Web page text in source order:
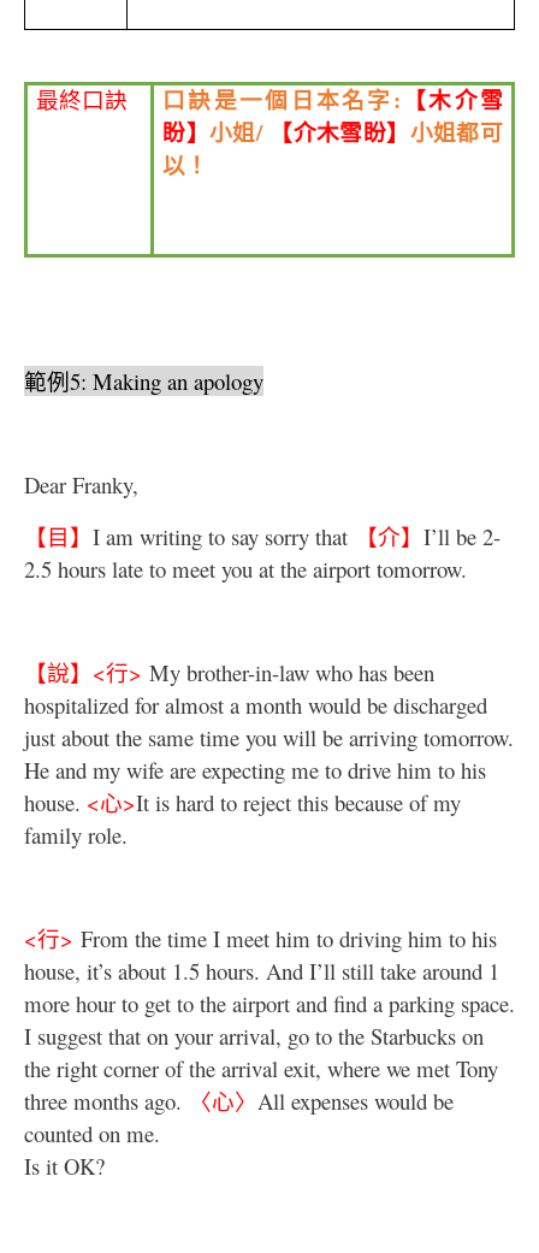
最終口訣 口訣是一個日本名字: 【木介雪
盼】 小姐/ 【介木雪盼】 小姐都可
以！
範例5: Making an apology
Dear Franky,
【目】 I am writing to say sorry that 【介】 I’ll be 2-
2.5 hours late to meet you at the airport tomorrow.
【說】 <行> My brother-in-law who has been
hospitalized for almost a month would be discharged
just about the same time you will be arriving tomorrow.
He and my wife are expecting me to drive him to his
house. <心>It is hard to reject this because of my
family role.
<行> From the time I meet him to driving him to his
house, it’s about 1.5 hours. And I’ll still take around 1
more hour to get to the airport and find a parking space.
I suggest that on your arrival, go to the Starbucks on
the right corner of the arrival exit, where we met Tony
three months ago.
〈心〉 All expenses would be
counted on me.
Is it OK?